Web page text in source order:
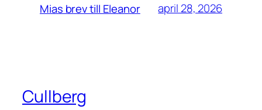
Mias brev till Eleanor april 28, 2026
Cullberg